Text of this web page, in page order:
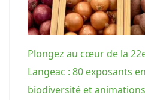
Plongez au cœur de la
Langeac : 80 exposants
biodiversité et